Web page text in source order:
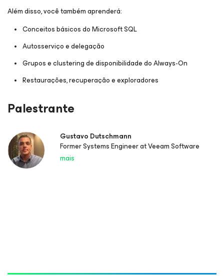
Além disso, você também aprenderá:
Conceitos básicos do Microsoft SQL
Autosserviço e delegação
Grupos e clustering de disponibilidade do Always-On
Restaurações, recuperação e exploradores
Palestrante
Gustavo Dutschmann
Former Systems Engineer at Veeam Software
mais